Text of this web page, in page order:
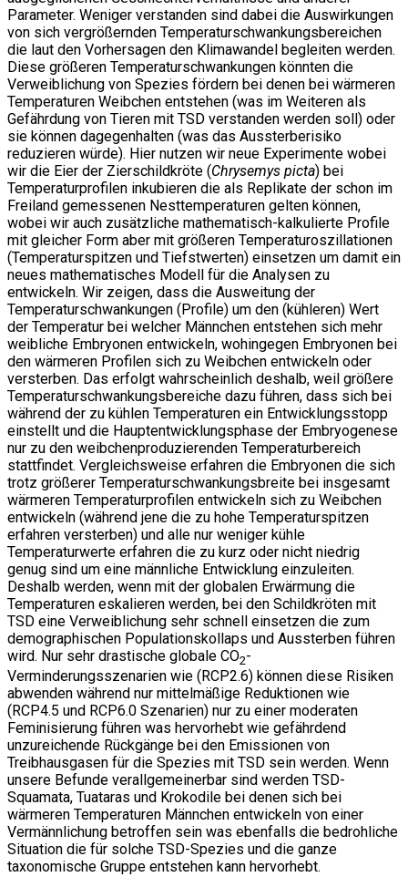
Parameter. Weniger verstanden sind dabei die Auswirkungen
von sich vergrößernden Temperaturschwankungsbereichen
die laut den Vorhersagen den Klimawandel begleiten werden.
Diese größeren Temperaturschwankungen könnten die
Verweiblichung von Spezies fördern bei denen bei wärmeren
Temperaturen Weibchen entstehen (was im Weiteren als
Gefährdung von Tieren mit TSD verstanden werden soll) oder
sie können dagegenhalten (was das Aussterberisiko
reduzieren würde). Hier nutzen wir neue Experimente wobei
wir die Eier der Zierschildkröte (Chrysemys picta) bei
Temperaturprofilen inkubieren die als Replikate der schon im
Freiland gemessenen Nesttemperaturen gelten können,
wobei wir auch zusätzliche mathematisch-kalkulierte Profile
mit gleicher Form aber mit größeren Temperaturoszillationen
(Temperaturspitzen und Tiefstwerten) einsetzen um damit ein
neues mathematisches Modell für die Analysen zu
entwickeln. Wir zeigen, dass die Ausweitung der
Temperaturschwankungen (Profile) um den (kühleren) Wert
der Temperatur bei welcher Männchen entstehen sich mehr
weibliche Embryonen entwickeln, wohingegen Embryonen bei
den wärmeren Profilen sich zu Weibchen entwickeln oder
versterben. Das erfolgt wahrscheinlich deshalb, weil größere
Temperaturschwankungsbereiche dazu führen, dass sich bei
während der zu kühlen Temperaturen ein Entwicklungsstopp
einstellt und die Hauptentwicklungsphase der Embryogenese
nur zu den weibchenproduzierenden Temperaturbereich
stattfindet. Vergleichsweise erfahren die Embryonen die sich
trotz größerer Temperaturschwankungsbreite bei insgesamt
wärmeren Temperaturprofilen entwickeln sich zu Weibchen
entwickeln (während jene die zu hohe Temperaturspitzen
erfahren versterben) und alle nur weniger kühle
Temperaturwerte erfahren die zu kurz oder nicht niedrig
genug sind um eine männliche Entwicklung einzuleiten.
Deshalb werden, wenn mit der globalen Erwärmung die
Temperaturen eskalieren werden, bei den Schildkröten mit
TSD eine Verweiblichung sehr schnell einsetzen die zum
demographischen Populationskollaps und Aussterben führen
wird. Nur sehr drastische globale CO2-
Verminderungsszenarien wie (RCP2.6) können diese Risiken
abwenden während nur mittelmäßige Reduktionen wie
(RCP4.5 und RCP6.0 Szenarien) nur zu einer moderaten
Feminisierung führen was hervorhebt wie gefährdend
unzureichende Rückgänge bei den Emissionen von
Treibhausgasen für die Spezies mit TSD sein werden. Wenn
unsere Befunde verallgemeinerbar sind werden TSD-
Squamata, Tuataras und Krokodile bei denen sich bei
wärmeren Temperaturen Männchen entwickeln von einer
Vermännlichung betroffen sein was ebenfalls die bedrohliche
Situation die für solche TSD-Spezies und die ganze
taxonomische Gruppe entstehen kann hervorhebt.